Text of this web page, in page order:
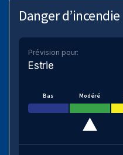
Danger d’incendie
Prévision pour:
Estrie
Bas Modéré